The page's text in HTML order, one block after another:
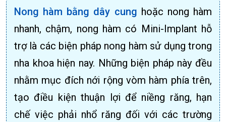
Nong hàm bằng dây cung hoặc nong hàm
nhanh, chậm, nong hàm có Mini-Implant hỗ
trợ là các biện pháp nong hàm sử dụng trong
nha khoa hiện nay. Những biện pháp này đều
nhằm mục đích nới rộng vòm hàm phía trên,
tạo điều kiện thuận lợi để niềng răng, hạn
chế việc phải nhổ răng đối với các trường